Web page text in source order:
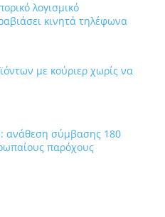
λογισμικό
κινητά τηλέφωνα
με κούριερ χωρίς να
ανάθεση σύμβασης 180
παρόχους